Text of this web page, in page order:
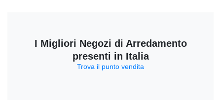
I Migliori Negozi di Arredamento
presenti in Italia
Trova il punto vendita